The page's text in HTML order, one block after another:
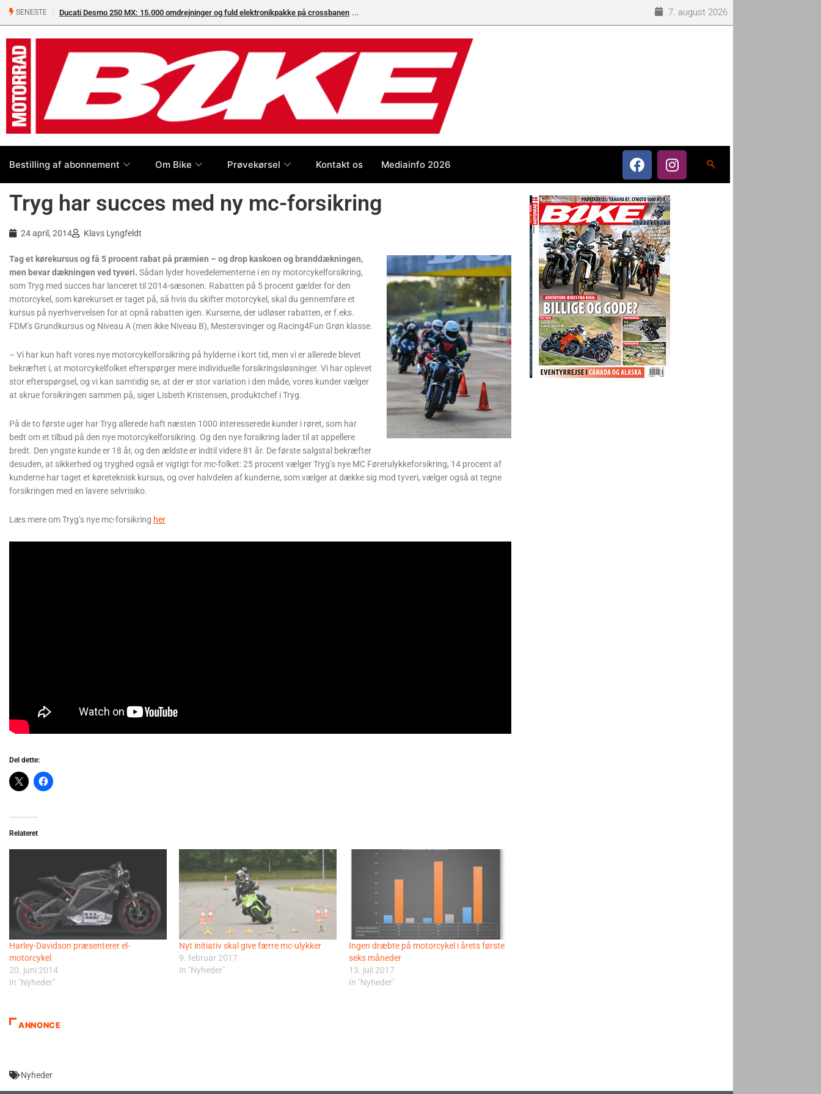
SENESTE Ducati Desmo 250 MX: 15.000 omdrejninger og fuld elektronikpakke på crossbanen 7. august 2026
Bestilling af abonnement Om Bike Prøvekørsel Kontakt os Mediainfo 2026
Tryg har succes med ny mc-forsikring
24 april, 2014 Klavs Lyngfeldt
Tag et kørekursus og få 5 procent rabat på præmien – og drop kaskoen og branddækningen,
men bevar dækningen ved tyveri. Sådan lyder hovedelementerne i en ny motorcykelforsikring,
som Tryg med succes har lanceret til 2014-sæsonen. Rabatten på 5 procent gælder for den
motorcykel, som kørekurset er taget på, så hvis du skifter motorcykel, skal du gennemføre et
kursus på nyerhvervelsen for at opnå rabatten igen. Kurserne, der udløser rabatten, er f.eks.
FDM’s Grundkursus og Niveau A (men ikke Niveau B), Mestersvinger og Racing4Fun Grøn klasse.
– Vi har kun haft vores nye motorcykelforsikring på hylderne i kort tid, men vi er allerede blevet
bekræftet i, at motorcykelfolket efterspørger mere individuelle forsikringsløsninger. Vi har oplevet
stor efterspørgsel, og vi kan samtidig se, at der er stor variation i den måde, vores kunder vælger
at skrue forsikringen sammen på, siger Lisbeth Kristensen, produktchef i Tryg.
På de to første uger har Tryg allerede haft næsten 1000 interesserede kunder i røret, som har
bedt om et tilbud på den nye motorcykelforsikring. Og den nye forsikring lader til at appellere
bredt. Den yngste kunde er 18 år, og den ældste er indtil videre 81 år. De første salgstal bekræfter
desuden, at sikkerhed og tryghed også er vigtigt for mc-folket: 25 procent vælger Tryg’s nye MC Førerulykkeforsikring, 14 procent af
kunderne har taget et køreteknisk kursus, og over halvdelen af kunderne, som vælger at dække sig mod tyveri, vælger også at tegne
forsikringen med en lavere selvrisiko.
Læs mere om Tryg’s nye mc-forsikring her
Del dette:
Relateret
Harley-Davidson præsenterer el-
motorcykel
20. juni 2014
In "Nyheder"
Nyt initiativ skal give færre mc-ulykker
9. februar 2017
In "Nyheder"
Ingen dræbte på motorcykel i årets første
seks måneder
13. juli 2017
In "Nyheder"
ANNONCE
Nyheder